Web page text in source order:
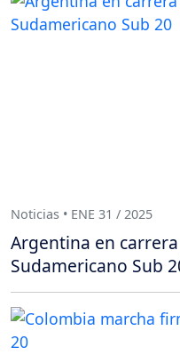
Noticias • ENE 31 / 2025
Argentina en
Sudamericano Sub